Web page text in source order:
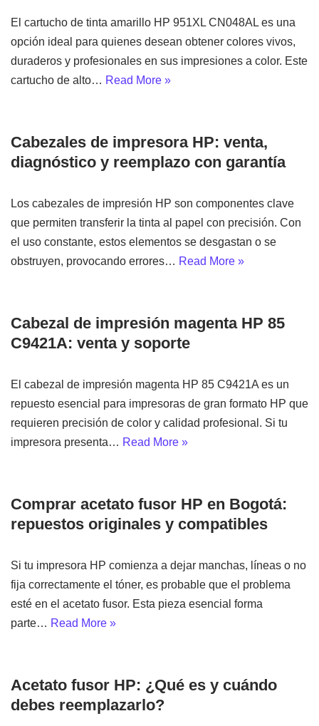
El cartucho de tinta amarillo HP 951XL CN048AL es una
opción ideal para quienes desean obtener colores vivos,
duraderos y profesionales en sus impresiones a color. Este
cartucho de alto… Read More »
Cabezales de impresora HP: venta,
diagnóstico y reemplazo con garantía
Los cabezales de impresión HP son componentes clave
que permiten transferir la tinta al papel con precisión. Con
el uso constante, estos elementos se desgastan o se
obstruyen, provocando errores… Read More »
Cabezal de impresión magenta HP 85
C9421A: venta y soporte
El cabezal de impresión magenta HP 85 C9421A es un
repuesto esencial para impresoras de gran formato HP que
requieren precisión de color y calidad profesional. Si tu
impresora presenta… Read More »
Comprar acetato fusor HP en Bogotá:
repuestos originales y compatibles
Si tu impresora HP comienza a dejar manchas, líneas o no
fija correctamente el tóner, es probable que el problema
esté en el acetato fusor. Esta pieza esencial forma
parte… Read More »
Acetato fusor HP: ¿Qué es y cuándo
debes reemplazarlo?